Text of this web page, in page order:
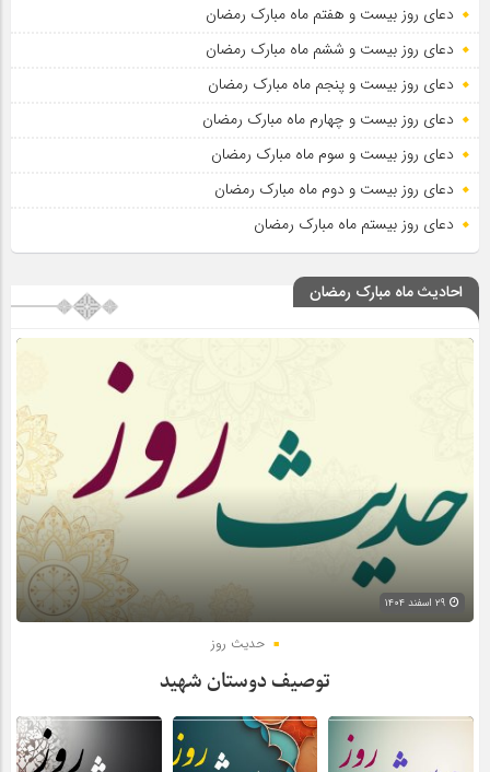
دعای روز بیست و هفتم ماه مبارک رمضان
دعای روز بیست و ششم ماه مبارک رمضان
دعای روز بیست و پنجم ماه مبارک رمضان
دعای روز بیست و چهارم ماه مبارک رمضان
دعای روز بیست و سوم ماه مبارک رمضان
دعای روز بیست و دوم ماه مبارک رمضان
دعای روز بیستم ماه مبارک رمضان
احادیث ماه مبارک رمضان
حدیث روز
توصیف دوستان شهید